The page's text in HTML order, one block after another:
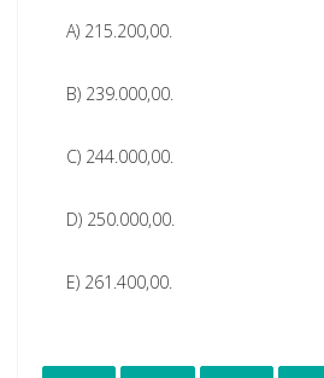
A) 215.200,00.
B) 239.000,00.
C) 244.000,00.
D) 250.000,00.
E) 261.400,00.